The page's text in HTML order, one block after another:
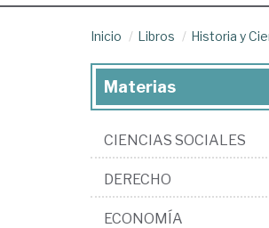
Inicio Libros Historia y
Materias
CIENCIAS SOCIALES
DERECHO
ECONOMÍA